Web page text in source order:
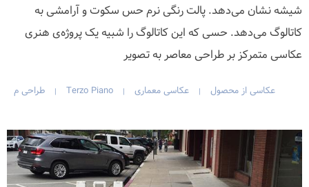
شیشه نشان می‌دهد. پالت رنگی نرم حس سکوت و آرامشی به
کاتالوگ می‌دهد. حسی که این کاتالوگ را شبیه یک پروژه‌ی هنری
عکاسی متمرکز بر طراحی معاصر به تصویر
عکاسی از محصول | عکاسی معماری |
Terzo Piano
| طراحی م